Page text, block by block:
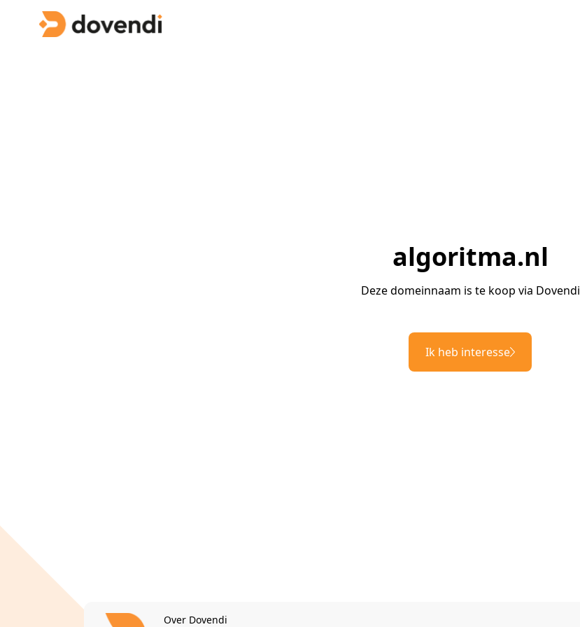
algoritma.nl
Deze domeinnaam is te koop via Dovendi
Ik heb interesse
Over Dovendi